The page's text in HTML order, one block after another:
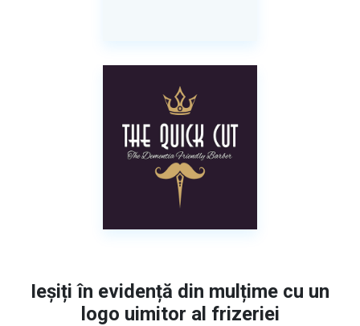
Ieșiți în evidență din mulțime cu un
logo uimitor al frizeriei